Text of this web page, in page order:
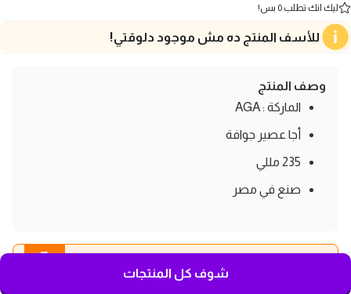
ليك انك تطلب 0 بس!
للأسف المنتج ده مش موجود دلوقتي!
وصف المنتج
الماركة : AGA
أجا عصير جوافة
235 مللي
صنع في مصر
5
شوف كل المنتجات